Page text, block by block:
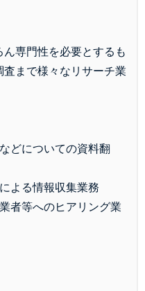
専門性を必要とするも
まで様々なリサーチ業
どについての資料翻
よる情報収集業務
者等へのヒアリング業